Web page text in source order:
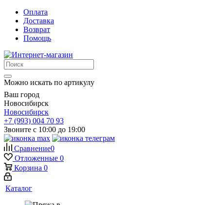
Оплата
Доставка
Возврат
Помощь
Можно искать по артикулу
Ваш город
Новосибирск
Новосибирск
+7 (993) 004 70 93
Звоните с 10:00 до 19:00
Сравнение0
Отложенные 0
Корзина 0
Каталог